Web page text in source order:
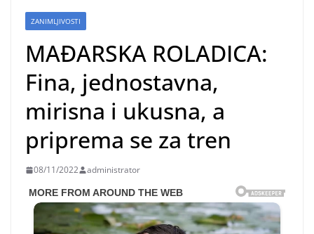
ZANIMLJIVOSTI
MAĐARSKA ROLADICA:
Fina, jednostavna,
mirisna i ukusna, a
priprema se za tren
08/11/2022 administrator